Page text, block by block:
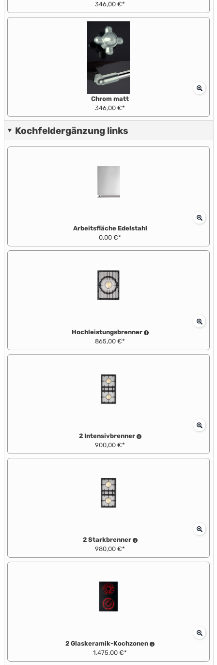
346,00 €*
Chrom matt
346,00 €*
Kochfeldergänzung links
Arbeitsfläche Edelstahl
0,00 €*
Hochleistungsbrenner
865,00 €*
2 Intensivbrenner
900,00 €*
2 Starkbrenner
980,00 €*
2 Glaskeramik-Kochzonen
1.475,00 €*